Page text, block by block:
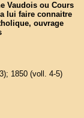
Vaudois ou Cours
lui faire connaitre
ouvrage
1850 (voll. 4-5)